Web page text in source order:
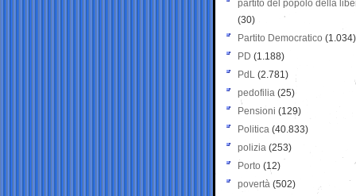
partito del popolo della
(30)
Partito Democratico (1.034)
PD (1.188)
PdL (2.781)
pedofilia (25)
Pensioni (129)
Politica (40.833)
polizia (253)
Porto (12)
povertà (502)